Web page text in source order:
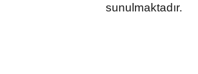
sunulmaktadır.